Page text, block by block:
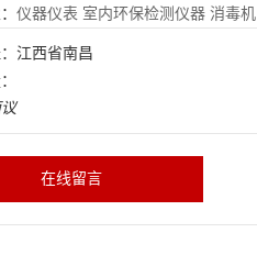
仪器仪表 室内环保检测仪器 消毒机
江西省南昌
在线留言